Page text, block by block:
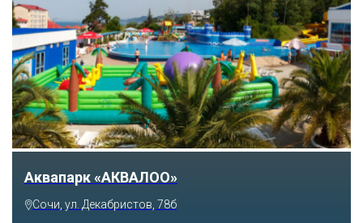
Аквапарк «АКВАЛОО»
Сочи, ул. Декабристов, 78б